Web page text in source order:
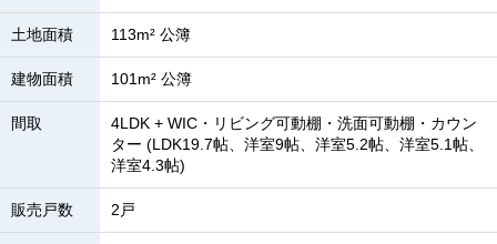
土地面積 113m² 公簿
建物面積 101m² 公簿
間取
4LDK + WIC・リビング可動棚・洗面可動棚・カウン
ター (LDK19.7帖、洋室9帖、洋室5.2帖、洋室5.1帖、
洋室4.3帖)
販売戸数 2戸